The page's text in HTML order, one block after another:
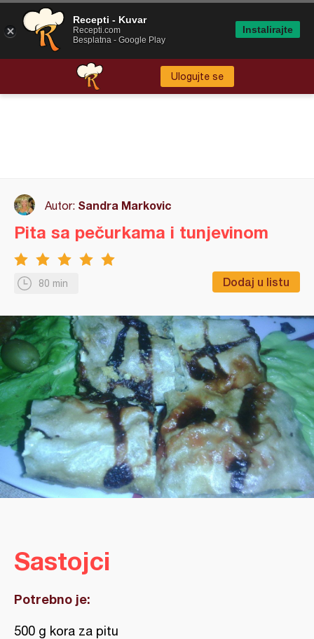
Ulogujte se
Autor: Sandra Markovic
80 min Dodaj u listu
Pita sa pečurkama i tunjevinom
Sastojci
Potrebno je:
500 g kora za pitu
Recepti - Kuvar
Recepti.com
Besplatna - Google Play
Instalirajte